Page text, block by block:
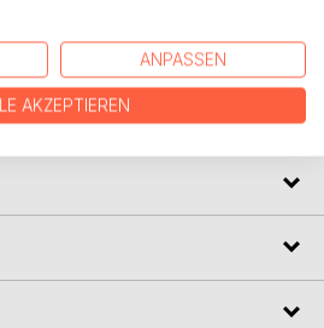
Um mich wiederzufinden ging
meinen ersten Pilgerweg, den
Mache!
ANPASSEN
AKZEPTIEREN